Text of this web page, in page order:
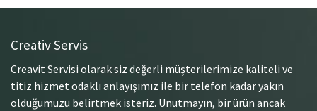
Creativ Servis
Creavit Servisi olarak siz değerli müşterilerimize kaliteli ve
titiz hizmet odaklı anlayışımız ile bir telefon kadar yakın
olduğumuzu belirtmek isteriz. Unutmayın, bir ürün ancak